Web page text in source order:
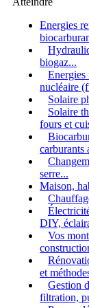
Energies
biogaz...
Energies
nucléaire
Solaire
Solaire
fours et
carburants
serre...
Maison,
DIY,
Vos
et
Gestion
filtration,